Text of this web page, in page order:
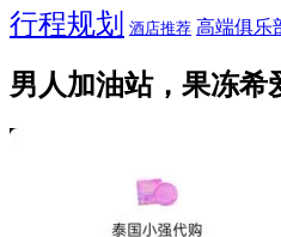
行程规划 酒店推荐 高端俱乐
男人加油站，果冻希